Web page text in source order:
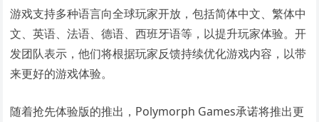
游戏支持多种语言向全球玩家开放，包括简体中文、繁体中
文、英语、法语、德语、西班牙语等，以提升玩家体验。开
发团队表示，他们将根据玩家反馈持续优化游戏内容，以带
来更好的游戏体验。
随着抢先体验版的推出，Polymorph Games承诺将推出更